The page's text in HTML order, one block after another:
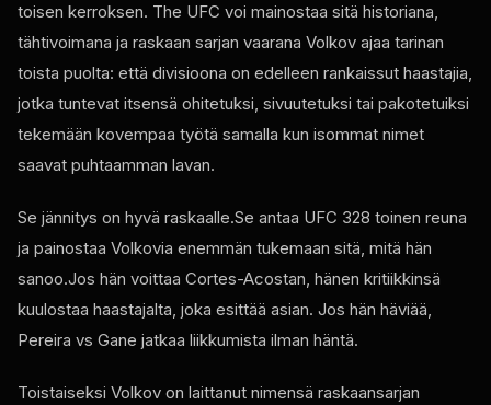
toisen kerroksen. The UFC voi mainostaa sitä historiana,
tähtivoimana ja raskaan sarjan vaarana Volkov ajaa tarinan
toista puolta: että divisioona on edelleen rankaissut haastajia,
jotka tuntevat itsensä ohitetuksi, sivuutetuksi tai pakotetuiksi
tekemään kovempaa työtä samalla kun isommat nimet
saavat puhtaamman lavan.
Se jännitys on hyvä raskaalle.Se antaa UFC 328 toinen reuna
ja painostaa Volkovia enemmän tukemaan sitä, mitä hän
sanoo.Jos hän voittaa Cortes-Acostan, hänen kritiikkinsä
kuulostaa haastajalta, joka esittää asian. Jos hän häviää,
Pereira vs Gane jatkaa liikkumista ilman häntä.
Toistaiseksi Volkov on laittanut nimensä raskaansarjan